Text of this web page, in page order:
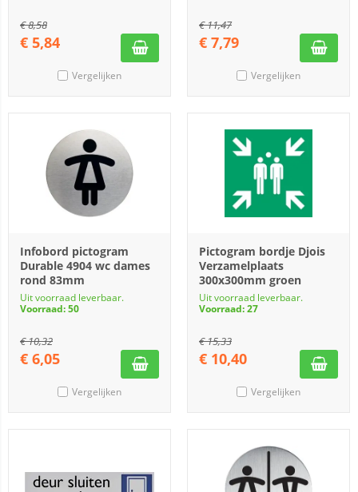
€8,58
€ 5,84
Vergelijken
€11,47
€ 7,79
Vergelijken
Infobord pictogram
Durable 4904 wc dames
rond 83mm
Uit voorraad leverbaar.
Voorraad: 50
€10,32
€ 6,05
Vergelijken
Pictogram bordje Djois
Verzamelplaats
300x300mm groen
Uit voorraad leverbaar.
Voorraad: 27
€15,33
€ 10,40
Vergelijken